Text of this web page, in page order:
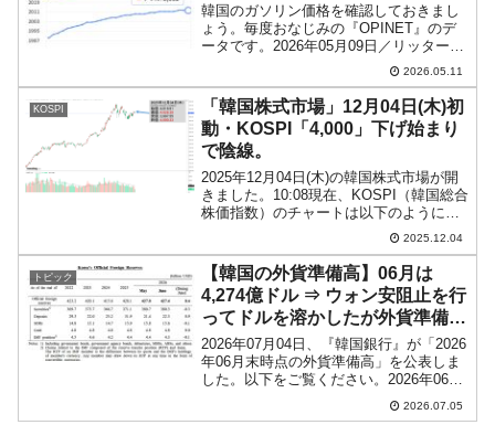
韓国のガソリン価格を確認しておきまし
ょう。毎度おなじみの『OPINET』のデ
ータです。2026年05月09日／リッター当
たり全国平均：2,012ウォン（約221.32
円）ソウル平均：2,052ウォン（約225.72
円）※日本円換算は2026...
2026.05.11
KOSPI
「韓国株式市場」12月04日(木)初
動・KOSPI「4,000」下げ始まり
で陰線。
2025年12月04日(木)の韓国株式市場が開
きました。10:08現在、KOSPI（韓国総合
株価指数）のチャートは以下のようにな
『Investing.com』より引用）。ちょい下
げで始まり、現在のところ陰線。
KOSPI...
2025.12.04
トピック
【韓国の外貨準備高】06月は
4,274億ドル ⇒ ウォン安阻止を行
ってドルを溶かしたが外貨準備高
は増えた。その理由は？
2026年07月04日、『韓国銀行』が「2026
年06月末時点の外貨準備高」を公表しま
した。以下をご覧ください。2026年06月
外貨準備高：4,274億ドル（約68兆9,738
億円）※前月比：-4億ドル＜＜内訳＞＞
2026.07.05